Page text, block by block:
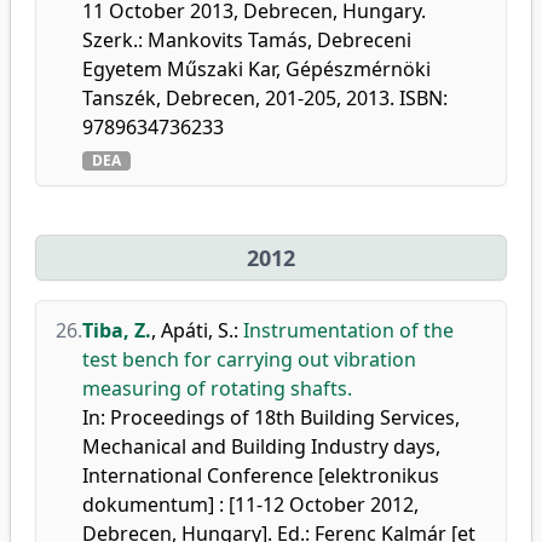
11 October 2013, Debrecen, Hungary.
Szerk.: Mankovits Tamás, Debreceni
Egyetem Műszaki Kar, Gépészmérnöki
Tanszék, Debrecen, 201-205, 2013. ISBN:
9789634736233
DEA
2012
26.Tiba, Z., Apáti, S.: Instrumentation of the
test bench for carrying out vibration
measuring of rotating shafts.
In: Proceedings of 18th Building Services,
Mechanical and Building Industry days,
International Conference [elektronikus
dokumentum] : [11-12 October 2012,
Debrecen, Hungary]. Ed.: Ferenc Kalmár [et